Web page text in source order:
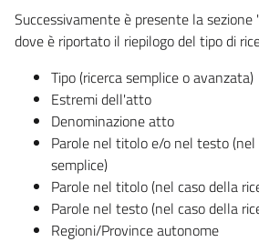
Successivamente è presente la sezione
dove è riportato il riepilogo del tipo di
Tipo (ricerca semplice o avanzata)
Estremi dell'atto
Denominazione atto
Parole nel titolo e/o nel testo (nel
semplice)
Parole nel titolo (nel caso della
Parole nel testo (nel caso della
Regioni/Province autonome